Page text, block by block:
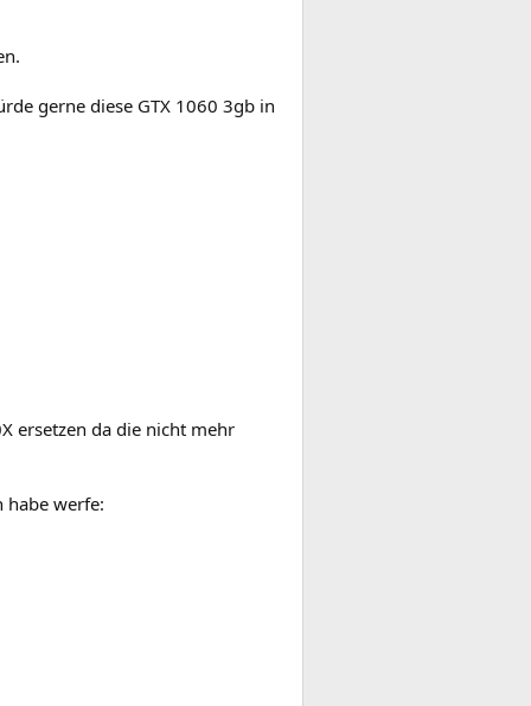
gerne diese GTX 1060 3gb in
ersetzen da die nicht mehr
habe werfe: